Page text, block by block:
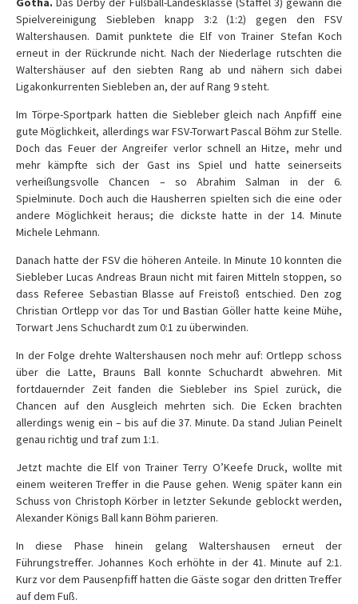
Spielvereinigung Siebleben knapp 3:2 (1:2) gegen den FSV
Waltershausen. Damit punktete die Elf von Trainer Stefan Koch
erneut in der Rückrunde nicht. Nach der Niederlage rutschten die
Waltershäuser auf den siebten Rang ab und nähern sich dabei
Ligakonkurrenten Siebleben an, der auf Rang 9 steht.
Im Törpe-Sportpark hatten die Siebleber gleich nach Anpfiff eine
gute Möglichkeit, allerdings war FSV-Torwart Pascal Böhm zur Stelle.
Doch das Feuer der Angreifer verlor schnell an Hitze, mehr und
mehr kämpfte sich der Gast ins Spiel und hatte seinerseits
verheißungsvolle Chancen – so Abrahim Salman in der 6.
Spielminute. Doch auch die Hausherren spielten sich die eine oder
andere Möglichkeit heraus; die dickste hatte in der 14. Minute
Michele Lehmann.
Danach hatte der FSV die höheren Anteile. In Minute 10 konnten die
Siebleber Lucas Andreas Braun nicht mit fairen Mitteln stoppen, so
dass Referee Sebastian Blasse auf Freistoß entschied. Den zog
Christian Ortlepp vor das Tor und Bastian Göller hatte keine Mühe,
Torwart Jens Schuchardt zum 0:1 zu überwinden.
In der Folge drehteWaltershausen noch mehr auf: Ortlepp schoss
über die Latte, Brauns Ball konnte Schuchardt abwehren. Mit
fortdauernder Zeit fanden die Siebleber ins Spiel zurück, die
Chancen auf den Ausgleich mehrten sich. Die Ecken brachten
allerdings wenig ein – bis auf die 37. Minute. Da stand Julian Peinelt
genau richtig und traf zum 1:1.
Jetzt machte die Elf von Trainer Terry O’Keefe Druck, wollte mit
einem weiteren Treffer in die Pause gehen. Wenig später kann ein
Schuss von Christoph Körber in letzter Sekunde geblockt werden,
Alexander Königs Ball kann Böhm parieren.
In diese Phase hinein gelangWaltershausen erneut der
Führungstreffer. Johannes Koch erhöhte in der 41. Minute auf 2:1.
Kurz vor dem Pausenpfiff hatten die Gäste sogar den dritten Treffer
auf dem Fuß.